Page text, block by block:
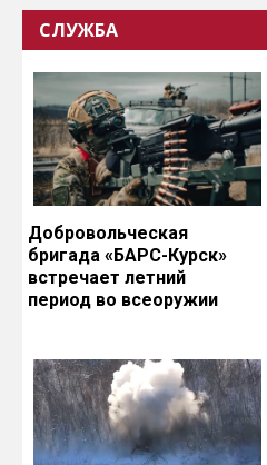
СЛУЖБА
Добровольческая
бригада «БАРС-Курск»
встречает летний
период во всеоружии